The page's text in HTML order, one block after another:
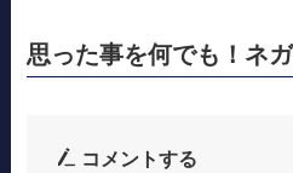
思った事を何でも！ネ
コメントする